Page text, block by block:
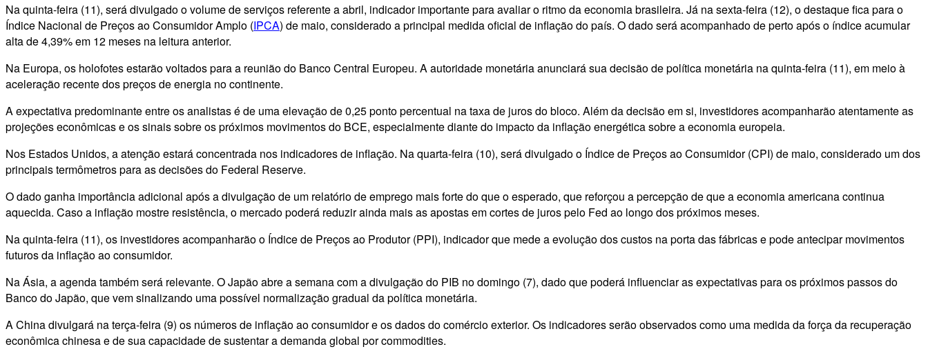
Na quinta-feira (11), será divulgado o volume de serviços referente a abril, indicador importante para avaliar o ritmo da economia brasileira. Já na sexta-feira (12), o destaque fica para o
Índice Nacional de Preços ao Consumidor Amplo (IPCA) de maio, considerado a principal medida oficial de inflação do país. O dado será acompanhado de perto após o índice acumular
alta de 4,39% em 12 meses na leitura anterior.
Na Europa, os holofotes estarão voltados para a reunião do Banco Central Europeu. A autoridade monetária anunciará sua decisão de política monetária na quinta-feira (11), em meio à
aceleração recente dos preços de energia no continente.
A expectativa predominante entre os analistas é de uma elevação de 0,25 ponto percentual na taxa de juros do bloco. Além da decisão em si, investidores acompanharão atentamente as
projeções econômicas e os sinais sobre os próximos movimentos do BCE, especialmente diante do impacto da inflação energética sobre a economia europeia.
Nos Estados Unidos, a atenção estará concentrada nos indicadores de inflação. Na quarta-feira (10), será divulgado o Índice de Preços ao Consumidor (CPI) de maio, considerado um dos
principais termômetros para as decisões do Federal Reserve.
O dado ganha importância adicional após a divulgação de um relatório de emprego mais forte do que o esperado, que reforçou a percepção de que a economia americana continua
aquecida. Caso a inflação mostre resistência, o mercado poderá reduzir ainda mais as apostas em cortes de juros pelo Fed ao longo dos próximos meses.
Na quinta-feira (11), os investidores acompanharão o Índice de Preços ao Produtor (PPI), indicador que mede a evolução dos custos na porta das fábricas e pode antecipar movimentos
futuros da inflação ao consumidor.
Na Ásia, a agenda também será relevante. O Japão abre a semana com a divulgação do PIB no domingo (7), dado que poderá influenciar as expectativas para os próximos passos do
Banco do Japão, que vem sinalizando uma possível normalização gradual da política monetária.
A China divulgará na terça-feira (9) os números de inflação ao consumidor e os dados do comércio exterior. Os indicadores serão observados como uma medida da força da recuperação
econômica chinesa e de sua capacidade de sustentar a demanda global por commodities.